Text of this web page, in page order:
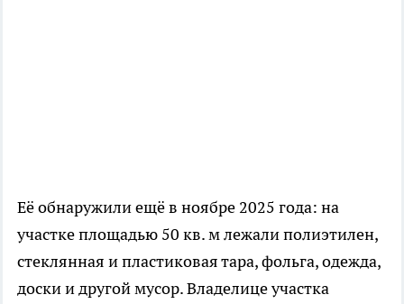
Её обнаружили ещё в ноябре 2025 года: на
участке площадью 50 кв. м лежали полиэтилен,
стеклянная и пластиковая тара, фольга, одежда,
доски и другой мусор. Владелице участка